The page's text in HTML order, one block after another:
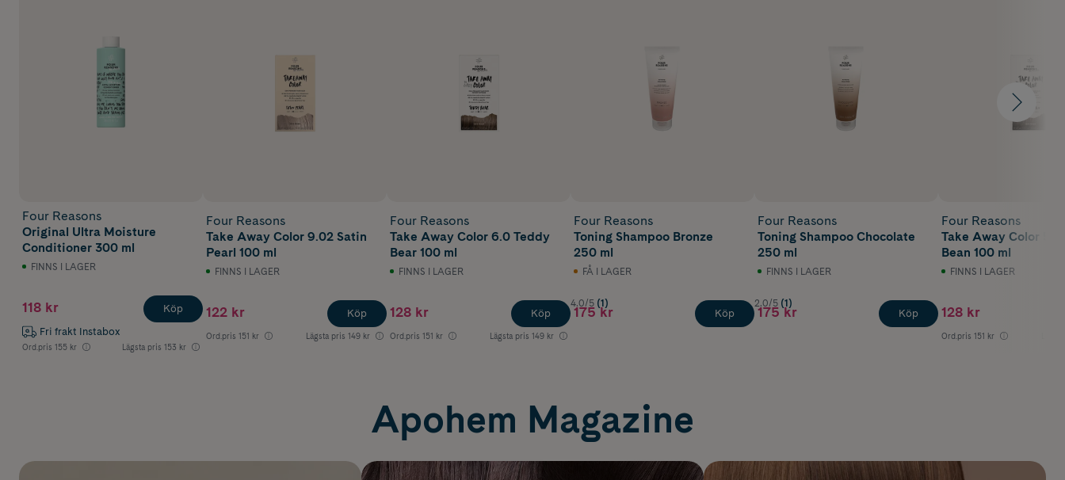
Cool Sand är till för ljushetsläge 8-10.
Light Lavender är till för ljushetsläge 9-10.
Four Reasons
Original Ultra Moisture
Conditioner 300 ml
FINNS I LAGER
118 kr
Fri frakt Instabox
Ord.pris 155 kr Lägsta pris 153 kr
Köp
Four Reasons
Take Away Color 9.02 Satin
Pearl 100 ml
FINNS I LAGER
122 kr
Ord.pris 151 kr Lägsta pris 149 kr
Köp
Four Reasons
Take Away Color 6.0 Teddy
Bear 100 ml
FINNS I LAGER
128 kr
Ord.pris 151 kr Lägsta pris 149 kr
Köp
Four Reasons
Toning Shampoo Bronze
250 ml
FÅ I LAGER
4.0/5 (1)
175 kr Köp
Four Reasons
Toning Shampoo Chocolate
250 ml
FINNS I LAGER
2.0/5 (1)
175 kr Köp
Four Reasons
Take Away Color 5.0
Bean 100 ml
FINNS I LAGER
128 kr
Ord.pris 151 kr
Apohem Magazine